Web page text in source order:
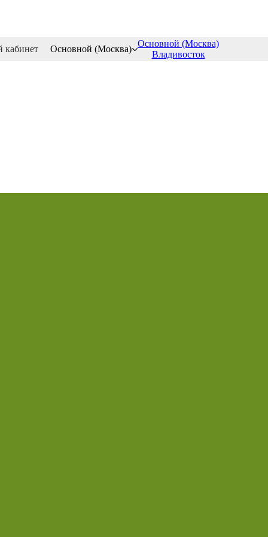
кабинет Основной (Москва)
Основной (Москва)
Владивосток